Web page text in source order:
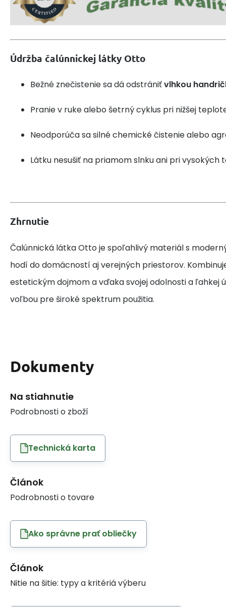
Údržba čalúnnickej látky Otto
Bežné znečistenie sa dá odstrániťvlhkou
Pranie v ruke alebo šetrný cyklus pri nižšej
Neodporúča sa silné chemické čistenie alebo
Látku nesušiť na priamom slnku ani pri vysokých
Zhrnutie
Čalúnnická látka Otto je spoľahlivý materiál s
hodí do domácností aj verejných priestorov.
estetickým dojmom a vďaka svojej odolnosti a ľahkej
voľbou pre široké spektrum použitia.
Dokumenty
Na stiahnutie
Podrobnosti o zboží
Technická karta
Článok
Podrobnosti o tovare
Ako správne prať obliečky
Článok
Nitie na šitie: typy a kritériá výberu